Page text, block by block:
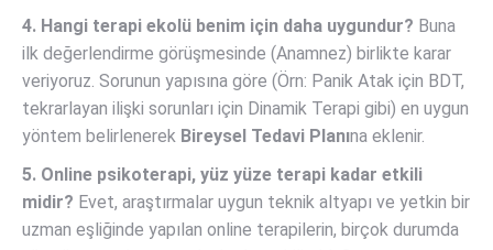
4. Hangi terapi ekolü benim için daha uygundur? Buna
ilk değerlendirme görüşmesinde (Anamnez) birlikte karar
veriyoruz. Sorunun yapısına göre (Örn: Panik Atak için BDT,
tekrarlayan ilişki sorunları için Dinamik Terapi gibi) en uygun
yöntem belirlenerek Bireysel Tedavi Planına eklenir.
5. Online psikoterapi, yüz yüze terapi kadar etkili
midir? Evet, araştırmalar uygun teknik altyapı ve yetkin bir
uzman eşliğinde yapılan online terapilerin, birçok durumda